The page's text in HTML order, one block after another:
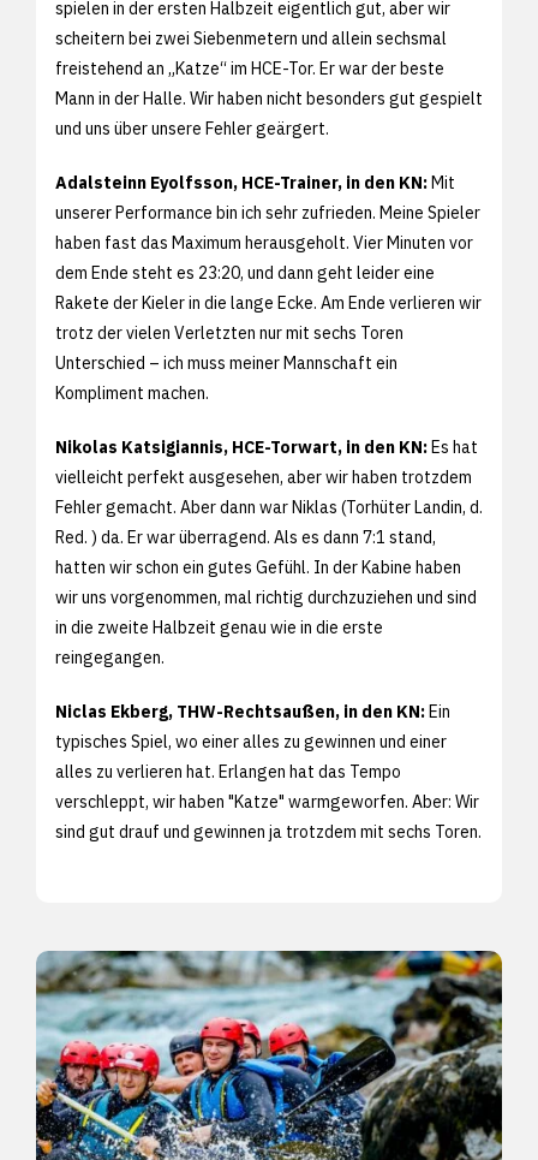
spielen in der ersten Halbzeit eigentlich gut, aber wir
scheitern bei zwei Siebenmetern und allein sechsmal
freistehend an „Katze“ im HCE-Tor. Er war der beste
Mann in der Halle. Wir haben nicht besonders gut gespielt
und uns über unsere Fehler geärgert.
Adalsteinn Eyolfsson, HCE-Trainer, in den KN:Mit
unserer Performance bin ich sehr zufrieden. Meine Spieler
haben fast das Maximum herausgeholt. Vier Minuten vor
dem Ende steht es 23:20, und dann geht leider eine
Rakete der Kieler in die lange Ecke. Am Ende verlieren wir
trotz der vielen Verletzten nur mit sechs Toren
Unterschied – ich muss meiner Mannschaft ein
Kompliment machen.
Nikolas Katsigiannis, HCE-Torwart, in den KN:Es hat
vielleicht perfekt ausgesehen, aber wir haben trotzdem
Fehler gemacht. Aber dann war Niklas (Torhüter Landin, d.
Red. ) da. Er war überragend. Als es dann 7:1 stand,
hatten wir schon ein gutes Gefühl. In der Kabine haben
wir uns vorgenommen, mal richtig durchzuziehen und sind
in die zweite Halbzeit genau wie in die erste
reingegangen.
Niclas Ekberg, THW-Rechtsaußen, in den KN:Ein
typisches Spiel, wo einer alles zu gewinnen und einer
alles zu verlieren hat. Erlangen hat das Tempo
verschleppt, wir haben "Katze" warmgeworfen. Aber: Wir
sind gut drauf und gewinnen ja trotzdem mit sechs Toren.